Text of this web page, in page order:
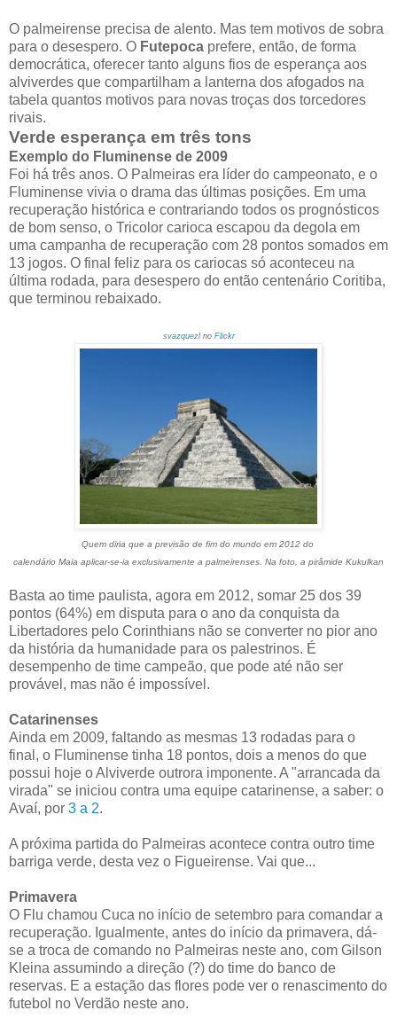
O palmeirense precisa de alento. Mas tem motivos de sobra
para o desespero. O Futepoca prefere, então, de forma
democrática, oferecer tanto alguns fios de esperança aos
alviverdes que compartilham a lanterna dos afogados na
tabela quantos motivos para novas troças dos torcedores
rivais.
Verde esperança em três tons
Exemplo do Fluminense de 2009
Foi há três anos. O Palmeiras era líder do campeonato, e o
Fluminense vivia o drama das últimas posições. Em uma
recuperação histórica e contrariando todos os prognósticos
de bom senso, o Tricolor carioca escapou da degola em
uma campanha de recuperação com 28 pontos somados em
13 jogos. O final feliz para os cariocas só aconteceu na
última rodada, para desespero do então centenário Coritiba,
que terminou rebaixado.
svazquezlno Flickr
Quem diria que a previsão de fim do mundo em 2012 do
calendário Maia aplicar-se-ia exclusivamente a palmeirenses. Na foto, a pirâmide Kukulkan
Basta ao time paulista, agora em 2012, somar 25 dos 39
pontos (64%) em disputa para o ano da conquista da
Libertadores pelo Corinthians não se converter no pior ano
da história da humanidade para os palestrinos. É
desempenho de time campeão, que pode até não ser
provável, mas não é impossível.
Catarinenses
Ainda em 2009, faltando as mesmas 13 rodadas para o
final, o Fluminense tinha 18 pontos, dois a menos do que
possui hoje o Alviverde outrora imponente. A "arrancada da
virada" se iniciou contra uma equipe catarinense, a saber: o
Avaí, por 3 a 2.
A próxima partida do Palmeiras acontece contra outro time
barriga verde, desta vez o Figueirense. Vai que...
Primavera
O Flu chamou Cuca no início de setembro para comandar a
recuperação. Igualmente, antes do início da primavera, dá-
se a troca de comando no Palmeiras neste ano, com Gilson
Kleina assumindo a direção (?) do time do banco de
reservas. E a estação das flores pode ver o renascimento do
futebol no Verdão neste ano.